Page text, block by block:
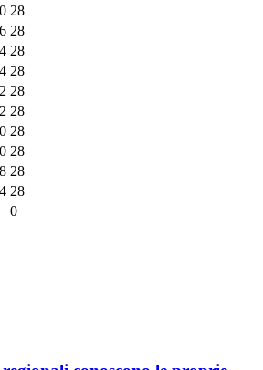
28
28
28
28
28
28
28
28
28
28
0